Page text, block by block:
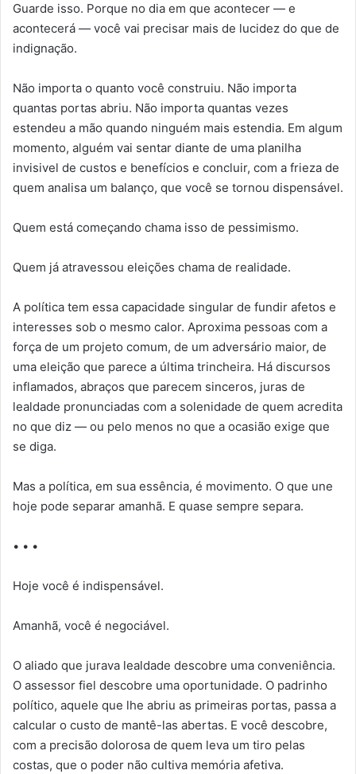
Guarde isso. Porque no dia em que acontecer — e
acontecerá — você vai precisar mais de lucidez do que de
indignação.
Não importa o quanto você construiu. Não importa
quantas portas abriu. Não importa quantas vezes
estendeu a mão quando ninguém mais estendia. Em algum
momento, alguém vai sentar diante de uma planilha
invisivel de custos e benefícios e concluir, com a frieza de
quem analisa um balanço, que você se tornou dispensável.
Quem está começando chama isso de pessimismo.
Quem já atravessou eleições chama de realidade.
A política tem essa capacidade singular de fundir afetos e
interesses sob o mesmo calor. Aproxima pessoas com a
força de um projeto comum, de um adversário maior, de
uma eleição que parece a última trincheira. Há discursos
inflamados, abraços que parecem sinceros, juras de
lealdade pronunciadas com a solenidade de quem acredita
no que diz — ou pelo menos no que a ocasião exige que
se diga.
Mas a política, em sua essência, é movimento. O que une
hoje pode separar amanhã. E quase sempre separa.
• • •
Hoje você é indispensável.
Amanhã, você é negociável.
O aliado que jurava lealdade descobre uma conveniência.
O assessor fiel descobre uma oportunidade. O padrinho
político, aquele que lhe abriu as primeiras portas, passa a
calcular o custo de mantê-las abertas. E você descobre,
com a precisão dolorosa de quem leva um tiro pelas
costas, que o poder não cultiva memória afetiva.